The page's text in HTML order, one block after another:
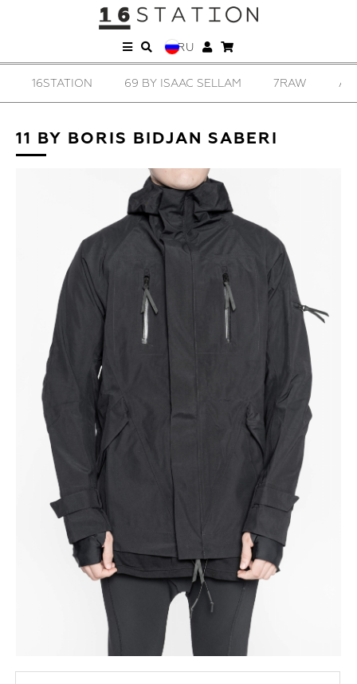
RU
16STATION 69 BY ISAAC SELLAM 7RAW
11 BY BORIS BIDJAN SABERI